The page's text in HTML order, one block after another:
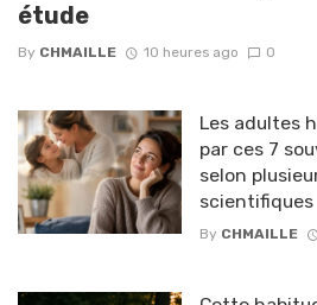
étude
By CHMAILLE 10 heures ago 0
Les adultes
par ces 7
selon
scientifiques
By CHMAILLE